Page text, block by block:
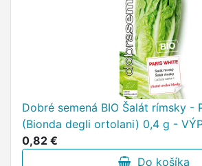
Dobré semená BIO Šalát rímsky -
(Bionda degli ortolani) 0,4 g -
0,82 €
Do košíka